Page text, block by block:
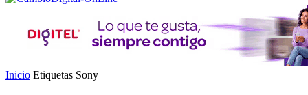
Inicio Etiquetas Sony